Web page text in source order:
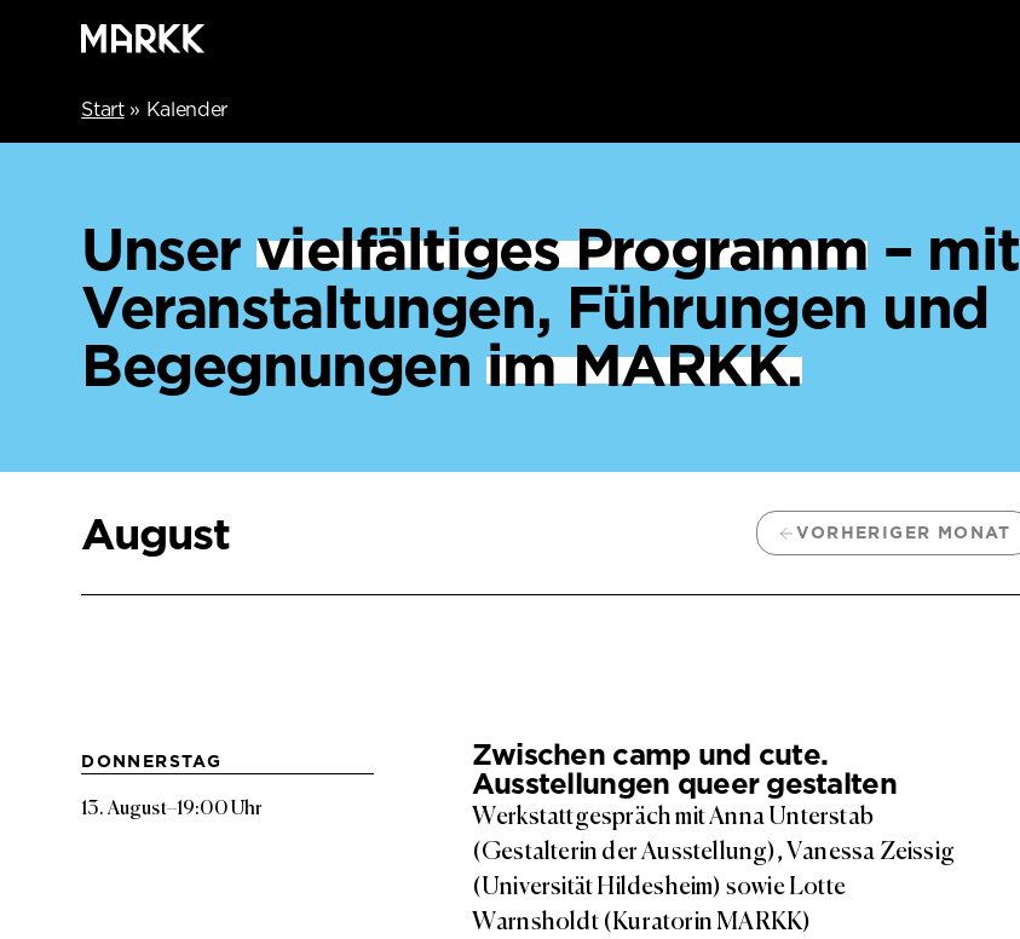
Start» Kalender
Unser vielfältiges Programm – mit
Veranstaltungen, Führungen und
Begegnungen im MARKK.
August VORHERIGER MONAT
DONNERSTAG
13. August–19:00 Uhr
Zwischen camp und cute.
Ausstellungen queer gestalten
Werkstattgespräch mit Anna Unterstab
(Gestalterin der Ausstellung), Vanessa Zeissig
(Universität Hildesheim) sowie Lotte
Warnsholdt (Kuratorin MARKK)